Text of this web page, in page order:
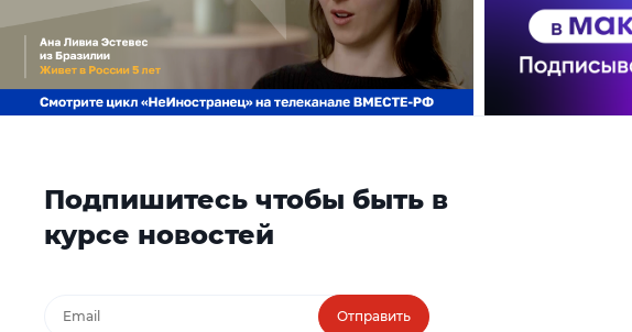
Подпишитесь чтобы быть в
курсе новостей
Отправить